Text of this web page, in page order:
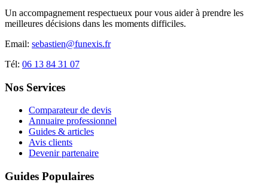
Un accompagnement respectueux pour vous aider à prendre les
meilleures décisions dans les moments difficiles.
Email: sebastien@funexis.fr
Tél: 06 13 84 31 07
Nos Services
Comparateur de devis
Annuaire professionnel
Guides & articles
Avis clients
Devenir partenaire
Guides Populaires